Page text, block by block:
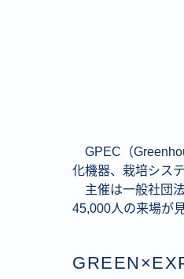
GPEC（
化機器、栽培シス
主催は一般社団
45,000人の来場が